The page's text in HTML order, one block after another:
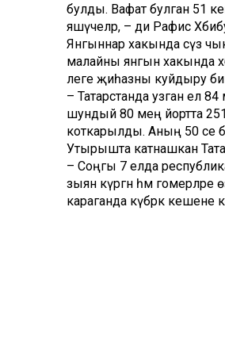
булды. Вафат булган 51
яшәүчеләр, – ди Рафис
Янгыннар хакында сүз
малайны янгын хакында
әлеге җиһазны куйдыру
– Татарстанда узган ел
шундый 80 мең йортта
коткарылды. Аның 50 се
Утырышта катнашкан
– Соңгы 7 елда
зыян күргән һәм
караганда күбрәк кешене